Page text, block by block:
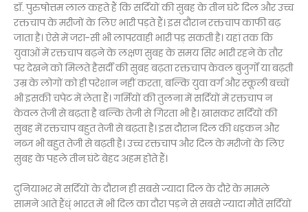
डॉ. पुरुषोत्तम लाल कहते हैं कि सर्दियों की सुबह के तीन घंटे दिल और उच्च
रक्तचाप के मरीजों के लिए भारी पड़ते हैं। इस दौरान रक्तचाप काफी बढ़
जाता है। ऐसे में जरा-सी भी लापरवाही भारी पड़ सकती है। यहां तक कि
युवाओं में रक्तचाप बढ़ने के लक्षण सुबह के समय सिर भारी रहने के तौर
पर देखने को मिलते हैसर्दी की सुबह बढ़ता रक्तचाप केवल बुजुर्गों या बढ़ती
उम्र के लोगों को ही परेशान नहीं करता, बल्कि युवा वर्ग और स्कूली बच्चों
भी इसकी चपेट में लेता हैं। गर्मियों की तुलना में सर्दियों में रक्तचाप न
केवल तेजी से बढ़ता है बल्कि तेजी से गिरता भी है। खासकर सर्दियों की
सुबह में रक्तचाप बहुत तेजी से बढ़ता है। इस दौरान दिल की धड़कन और
नब्ज भी बहुत तेजी से बढ़ती है। उच्च रक्तचाप और दिल के मरीजों के लिए
सुबह के पहले तीन घंटे बेहद अहम होते हैं।
दुनियाभर में सर्दियों के दौरान ही सबसे ज्यादा दिल के दौरे के मामले
सामने आते हैंध्ं भारत में भी दिल का दौरा पड़ने से सबसे ज्यादा मौतें सर्दियों